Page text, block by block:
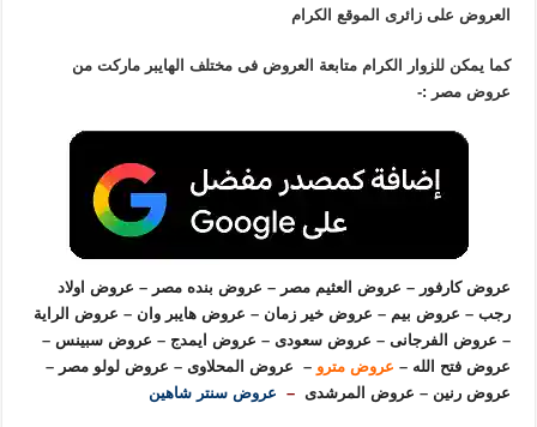
العروض على زائرى الموقع الكرام
كما يمكن للزوار الكرام متابعة العروض فى مختلف الهايبر ماركت من
عروض مصر :-
عروض كارفور – عروض العثيم مصر – عروض بنده مصر – عروض اولاد
رجب – عروض بيم– عروض خير زمان – عروض هايبر وان – عروض الراية
– عروض الفرجانى – عروض سعودى – عروض ايمدج – عروض سبينس –
عروض فتح الله – عروض مترو– عروض المحلاوى – عروض لولو مصر –
عروض رنين – عروض المرشدى– عروض سنتر شاهين